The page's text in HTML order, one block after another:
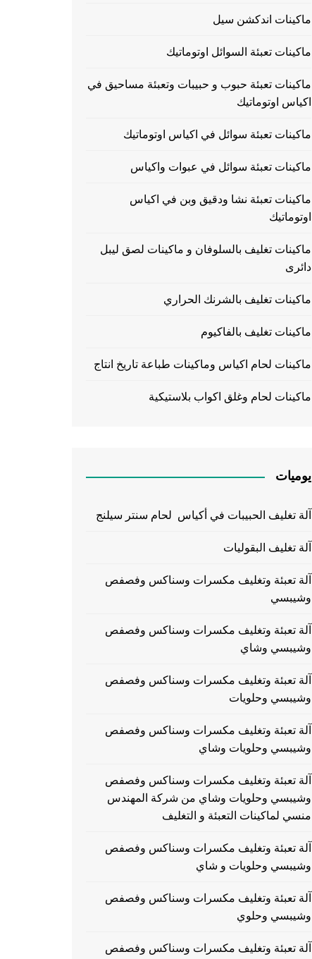
ماكينات اندكشن سيل
ماكينات تعبئة السوائل اوتوماتيك
ماكينات تعبئة حبوب و حبيبات وتعبئة مساحيق في
اكياس اوتوماتيك
ماكينات تعبئة سوائل في اكياس اوتوماتيك
ماكينات تعبئة سوائل في عبوات واكياس
ماكينات تعبئة نشا ودقيق وبن في اكياس
اوتوماتيك
ماكينات تغليف بالسلوفان و ماكينات لصق ليبل
دائرى
ماكينات تغليف بالشرنك الحراري
ماكينات تغليف بالفاكيوم
ماكينات لحام اكياس وماكينات طباعة تاريخ انتاج
ماكينات لحام وغلق اكواب بلاستيكية
يوميات
آلة تغليف الحبيبات في أكياس لحام سنتر سيلنج
آلة تغليف البقوليات
آلة تعبئة وتغليف مكسرات وسناكس وفصفص
وشيبسي
آلة تعبئة وتغليف مكسرات وسناكس وفصفص
وشيبسي وشاي
آلة تعبئة وتغليف مكسرات وسناكس وفصفص
وشيبسي وحلويات
آلة تعبئة وتغليف مكسرات وسناكس وفصفص
وشيبسي وحلويات وشاي
آلة تعبئة وتغليف مكسرات وسناكس وفصفص
وشيبسي وحلويات وشاي من شركة المهندس
منسي لماكينات التعبئة و التغليف
آلة تعبئة وتغليف مكسرات وسناكس وفصفص
وشيبسي وحلويات و شاي
آلة تعبئة وتغليف مكسرات وسناكس وفصفص
وشيبسي وحلوي
آلة تعبئة وتغليف مكسرات وسناكس وفصفص